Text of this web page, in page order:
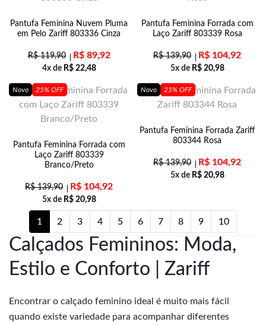
Pantufa Feminina Nuvem Pluma
em Pelo Zariff 803336 Cinza
R$119,90 R$89,92
4x de R$22,48
Pantufa Feminina Forrada com
Laço Zariff 803339 Rosa
R$139,90 R$ 104,92
5x de R$20,98
Novo 25% OFF
Pantufa Feminina Forrada com
Laço Zariff 803339
Branco/Preto
R$139,90 R$ 104,92
5x de R$20,98
Novo 25% OFF
Pantufa Feminina Forrada Zariff
803344 Rosa
R$139,90 R$ 104,92
5x de R$20,98
1 2 3 4 5 6 7 8 9 10
Calçados Femininos: Moda,
Estilo e Conforto | Zariff
Encontrar o calçado feminino ideal é muito mais fácil
quando existe variedade para acompanhar diferentes